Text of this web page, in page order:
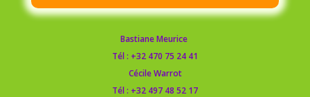
Bastiane Meurice
Tél : +32 470 75 24 41
Cécile Warrot
Tél : +32 497 48 52 17